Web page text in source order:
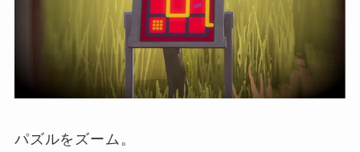
パズルをズーム。